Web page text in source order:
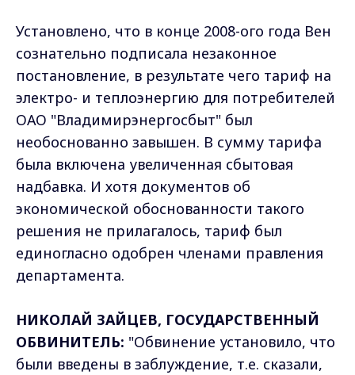
Установлено, что в конце 2008-ого года Вен
сознательно подписала незаконное
постановление, в результате чего тариф на
электро- и теплоэнергию для потребителей
ОАО "Владимирэнергосбыт" был
необоснованно завышен. В сумму тарифа
была включена увеличенная сбытовая
надбавка. И хотя документов об
экономической обоснованности такого
решения не прилагалось, тариф был
единогласно одобрен членами правления
департамента.
НИКОЛАЙ ЗАЙЦЕВ, ГОСУДАРСТВЕННЫЙ
ОБВИНИТЕЛЬ: "Обвинение установило, что
были введены в заблуждение, т.е. сказали,